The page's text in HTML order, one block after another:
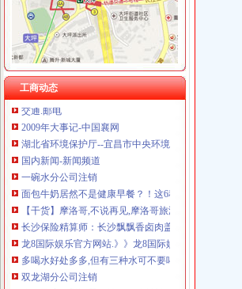
工商动态
长安福召回56万余辆汽车-新华网
长安福汽车配件-福汽车配件-华中配货中心
长安福-车云网
松树桥分公司注销
【剑域漫画h】[自录][SOSG小说组][川原砾
交通.邮电
2009年大事记-中国襄网
湖北省环境保护厅--宜昌市中央环境保护督察组交办
国内新闻-新闻频道
一碗水分公司注销
面包牛奶居然不是健康早餐？！这6种早点吃错好多
【干货】摩洛哥,不说再见,摩洛哥旅游攻略-马蜂窝
长沙保险精算师：长沙飘飘香卤肉盖饭-长沙爱问分类
龙8国际娱乐官方网站.》》龙8国际娱乐官方网站.【
多喝水好处多多,但有三种水可不要喝哟！-养生之道
双龙湖分公司注销
分公司注销登记需要提供什么材料？_搜狐财经_搜狐